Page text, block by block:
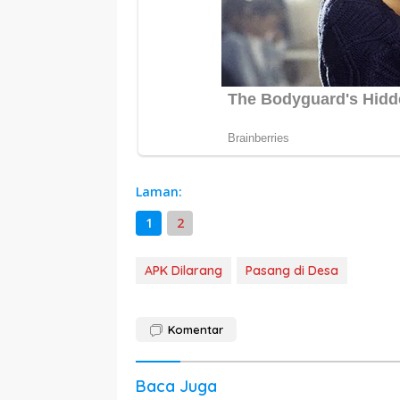
Laman:
1
2
APK Dilarang Pasang di Desa
Komentar
Baca Juga